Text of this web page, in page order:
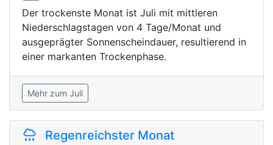
Der trockenste Monat ist Juli mit mittleren
Niederschlagstagen von 4 Tage/Monat und
ausgeprägter Sonnenscheindauer, resultierend in
einer markanten Trockenphase.
Mehr zum Juli
Regenreichster Monat